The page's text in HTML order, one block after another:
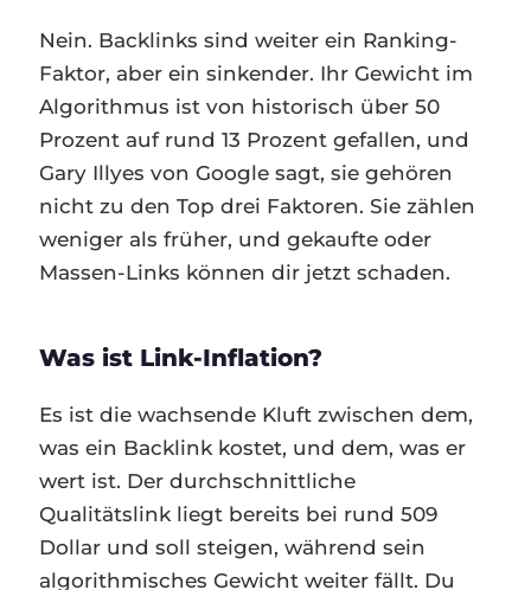
Nein. Backlinks sind weiter ein Ranking-
Faktor, aber ein sinkender. Ihr Gewicht im
Algorithmus ist von historisch über 50
Prozent auf rund 13 Prozent gefallen, und
Gary Illyes von Google sagt, sie gehören
nicht zu den Top drei Faktoren. Sie zählen
weniger als früher, und gekaufte oder
Massen-Links können dir jetzt schaden.
Was ist Link-Inflation?
Es ist die wachsende Kluft zwischen dem,
was ein Backlink kostet, und dem, was er
wert ist. Der durchschnittliche
Qualitätslink liegt bereits bei rund 509
Dollar und soll steigen, während sein
algorithmisches Gewicht weiter fällt. Du